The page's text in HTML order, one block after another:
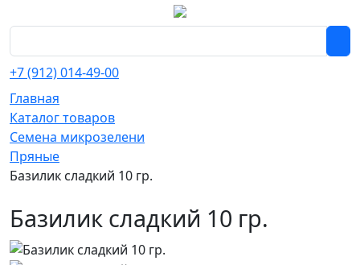
+7 (912) 014-49-00
Главная
Каталог товаров
Семена микрозелени
Пряные
Базилик сладкий 10 гр.
Базилик сладкий 10 гр.